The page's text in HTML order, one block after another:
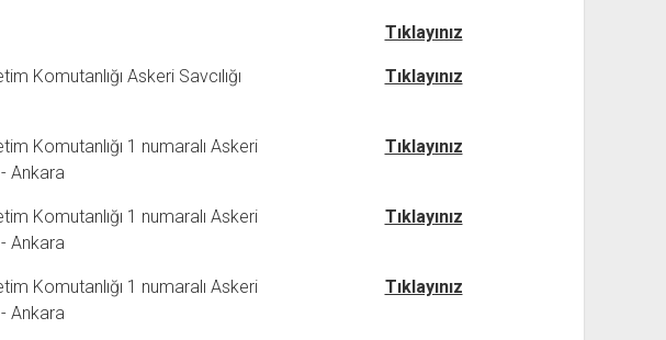
Tıklayınız
Komutanlığı Askeri Savcılığı
Tıklayınız
Komutanlığı 1 numaralı Askeri
Ankara
Tıklayınız
Komutanlığı 1 numaralı Askeri
Ankara
Tıklayınız
Komutanlığı 1 numaralı Askeri
Ankara
Tıklayınız